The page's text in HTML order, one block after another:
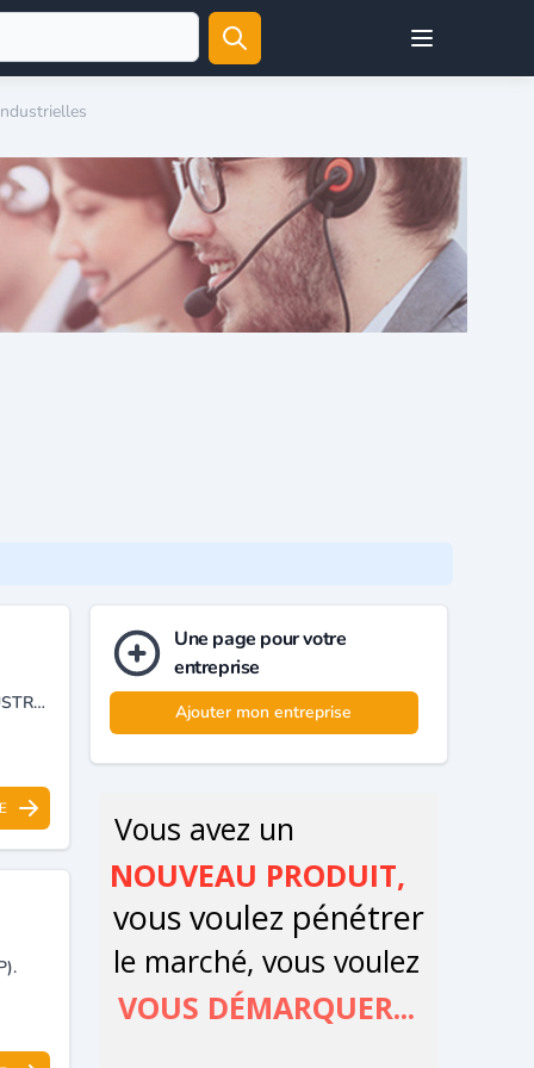
Open user menu
TRAVAUX DE BÂTIMENT TOUS CORPS D'ÉTAT, CONSTRUCTIONS INDUSTRIELLES, RÉNOVATION ET AMÉNAGEMENT.
Une page pour votre
entreprise
Ajouter mon entreprise